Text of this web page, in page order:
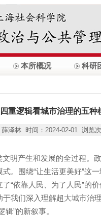
本所概况 科研
重逻辑看城市治理的五种
薛泽林 时间：2024-02-01 浏览
明产生和发展的全过程。
。围绕“让生活更美好”这
“依靠人民、为了人民”的
我们深入理解超大城市治
辑”的新叙事。